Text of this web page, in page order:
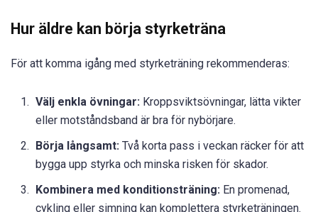
Hur äldre kan börja styrketräna
För att komma igång med styrketräning rekommenderas:
Välj enkla övningar: Kroppsviktsövningar, lätta vikter
eller motståndsband är bra för nybörjare.
Börja långsamt: Två korta pass i veckan räcker för att
bygga upp styrka och minska risken för skador.
Kombinera med konditionsträning: En promenad,
cykling eller simning kan komplettera styrketräningen.